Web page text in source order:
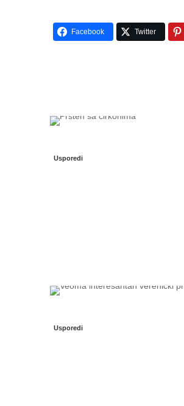
Facebook Twitter
Usporedi
Usporedi